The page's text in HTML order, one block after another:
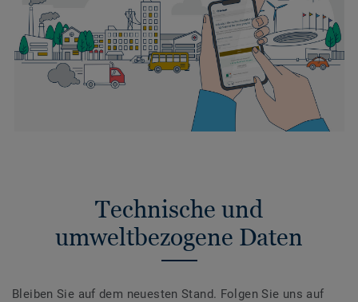
Technische und
umweltbezogene Daten
Bleiben Sie auf dem neuesten Stand. Folgen Sie uns auf